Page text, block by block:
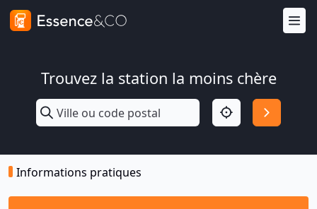
Trouvez la station la moins chère
Informations pratiques